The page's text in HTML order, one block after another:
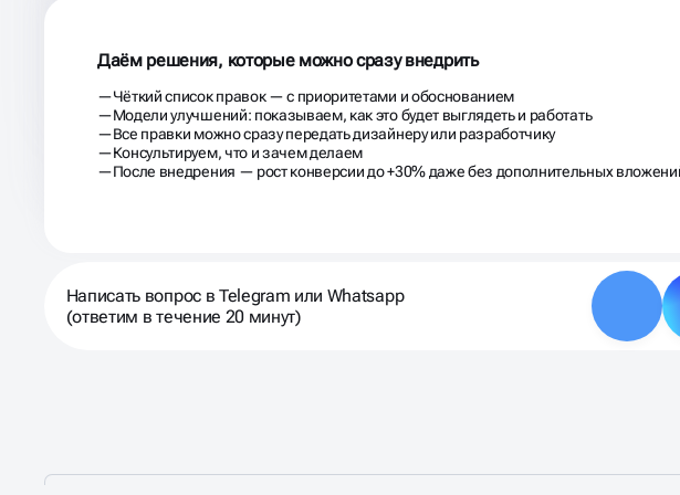
Даём решения, которые можно сразу внедрить
Чёткий список правок — с приоритетами и обоснованием
Модели улучшений: показываем, как это будет выглядеть и работать
Все правки можно сразу передать дизайнеру или разработчику
Консультируем, что и зачем делаем
После внедрения — рост конверсии до +30% даже без дополнительных
Написать вопрос в Telegram или Whatsapp
(ответим в течение 20 минут)